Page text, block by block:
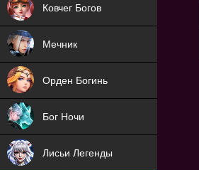
Ковчег Богов
Мечник
Орден Богинь
Бог Ночи
Лисьи Легенды